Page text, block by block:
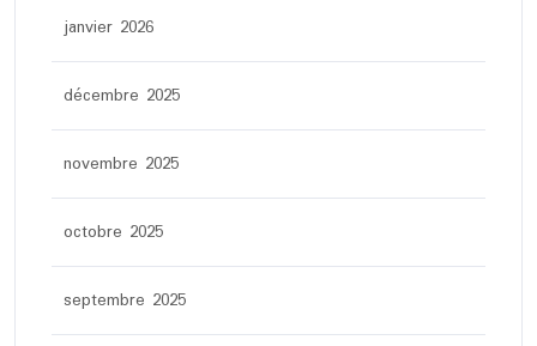
janvier 2026
décembre 2025
novembre 2025
octobre 2025
septembre 2025